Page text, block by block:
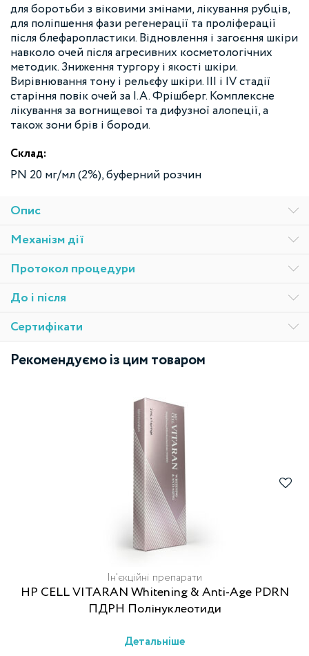
для боротьби з віковими змінами, лікування рубців,
для поліпшення фази регенерації та проліферації
після блефаропластики. Відновлення і загоєння шкіри
навколо очей після агресивних косметологічних
методик. Зниження тургору і якості шкіри.
Вирівнювання тону і рельєфу шкіри. III і IV стадії
старіння повік очей за І.А. Фрішберг. Комплексне
лікування за вогнищевої та дифузної алопеції, а
також зони брів і бороди.
Склад:
PN 20 мг/мл (2%), буферний розчин
Опис
Механізм дії
Протокол процедури
До і після
Сертифікати
Рекомендуємо із цим товаром
Ін'єкційні препарати
HP CELL VITARAN Whitening & Anti-Age PDRN
ПДРН Полінуклеотиди
Детальніше